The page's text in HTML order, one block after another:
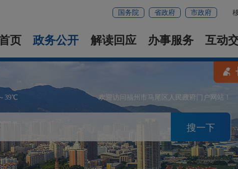
国务院 省政府 市政府
页 政务公开 解读回应 办事服务 互动
39℃ 欢迎访问福州市马尾区人民政府门户网站！
搜一下